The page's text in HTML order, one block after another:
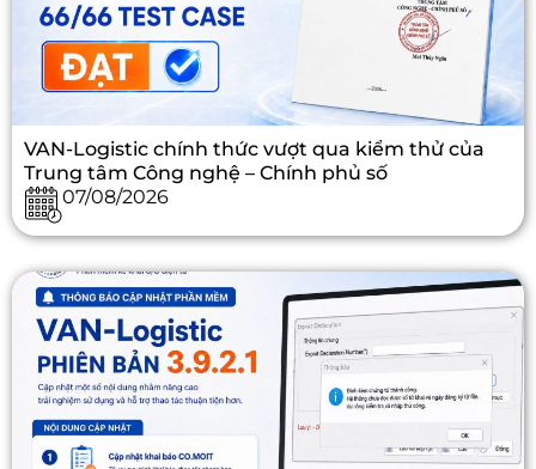
VAN-Logistic chính thức vượt qua kiểm thử của
Trung tâm Công nghệ – Chính phủ số
07/08/2026